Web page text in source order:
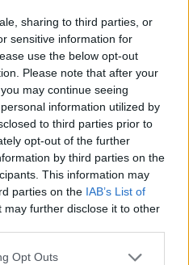
sharing to third parties, or
sensitive information for
use the below opt-out
Please note that after your
may continue seeing
information utilized by
to third parties prior to
opt-out of the further
by third parties on the
This information may
parties on the IAB’s List of
may further disclose it to other
uses one or more Google
Opt Outs
megbékélés és a
áll.
kapcsán is
kínál fiatal színházi
22-én debütálóAz
rendezője
diplomázott a Színműn
rendező
szerzőjePaul
Franciaország kulisszái
világba helyezi
A felnőtt bábelőadás
hogy maradhat-e az